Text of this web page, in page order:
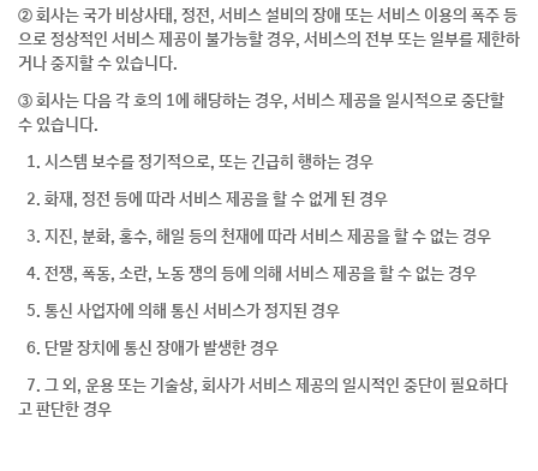
② 회사는 국가 비상사태, 정전, 서비스 설비의 장애 또는 서비스 이용의 폭주 등
으로 정상적인 서비스 제공이 불가능할 경우, 서비스의 전부 또는 일부를 제한하
거나 중지할 수 있습니다.
③ 회사는 다음 각 호의 1에 해당하는 경우, 서비스 제공을 일시적으로 중단할
수 있습니다.
1. 시스템 보수를 정기적으로, 또는 긴급히 행하는 경우
2. 화재, 정전 등에 따라 서비스 제공을 할 수 없게 된 경우
3. 지진, 분화, 홍수, 해일 등의 천재에 따라 서비스 제공을 할 수 없는 경우
4. 전쟁, 폭동, 소란, 노동 쟁의 등에 의해 서비스 제공을 할 수 없는 경우
5. 통신 사업자에 의해 통신 서비스가 정지된 경우
6. 단말 장치에 통신 장애가 발생한 경우
7. 그 외, 운용 또는 기술상, 회사가 서비스 제공의 일시적인 중단이 필요하다
고 판단한 경우